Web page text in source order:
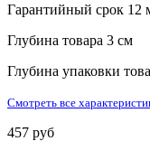
Гарантийный срок 12
Глубина товара 3 см
Глубина упаковки
Смотреть все
457 руб